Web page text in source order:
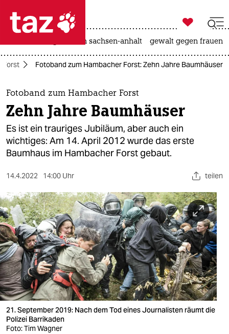
 taz zahl ich
taz zahl ich
themen
politik
öko
sport
berlin
nord
wahrheit
verlag
verlag

taz zahl ich
landtagswahl in sachsen-anhalt gewalt gegen frauen
Forst Fotoband zum Hambacher Forst: Zehn Jahre Baumhäuser
Fotoband zum Hambacher Forst
Zehn Jahre Baumhäuser
Es ist ein trauriges Jubiläum, aber auch ein
wichtiges: Am 14. April 2012 wurde das erste
Baumhaus im Hambacher Forst gebaut.
14.4.2022 14:00 Uhr teilen
21. September 2019: Nach dem Tod eines Journalisten räumt die
Polizei Barrikaden
Foto: Tim Wagner